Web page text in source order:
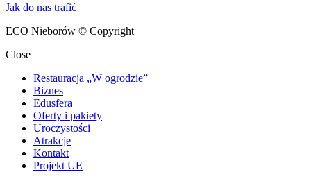
Jak do nas trafić
ECO Nieborów © Copyright
Close
Restauracja „W ogrodzie”
Biznes
Edusfera
Oferty i pakiety
Uroczystości
Atrakcje
Kontakt
Projekt UE